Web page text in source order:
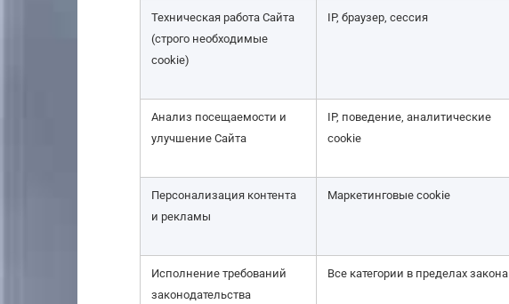
Техническая работа Сайта
(строго необходимые
cookie)
IP, браузер, сессия
Анализ посещаемости и
улучшение Сайта
IP, поведение, аналитические
cookie
Персонализация контента
и рекламы
Маркетинговые cookie
Исполнение требований
законодательства
Все категории в пределах закона